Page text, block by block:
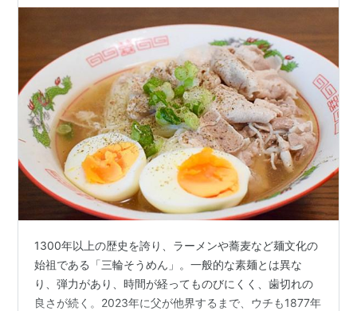
1300年以上の歴史を誇り、ラーメンや蕎麦など麺文化の
始祖である「三輪そうめん」。一般的な素麺とは異な
り、弾力があり、時間が経ってものびにくく、歯切れの
良さが続く。2023年に父が他界するまで、ウチも1877年